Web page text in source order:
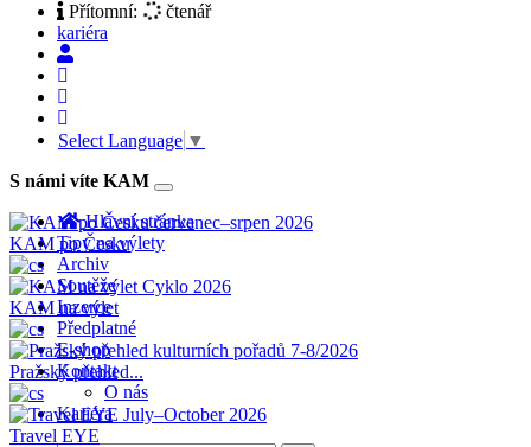
Přítomní:
čtenář
kariéra
Select Language ▼
S námi víte KAM
Toggle
navigation
Hlavní stránka
Tipy na výlety
Archiv
Soutěže
Inzerce
Předplatné
E-shop
Kontakt
O nás
Kariéra
KAM po Česku
KAM na výlet
Pražský přehled...
Travel EYE